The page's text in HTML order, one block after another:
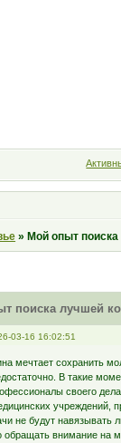
»Мой опыт
поиска лучшей
03-16 16:02:51
мечтает сохранить
В такие
своего
учреждений,
не будут навязывать
обращать внимание на